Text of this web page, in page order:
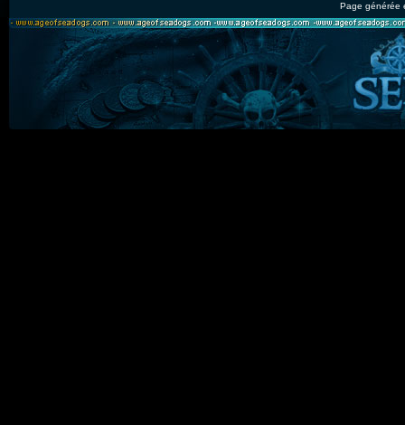
Page générée